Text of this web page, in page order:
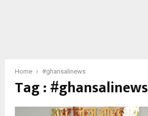
Home #ghansalinews
Tag : #ghansalinews